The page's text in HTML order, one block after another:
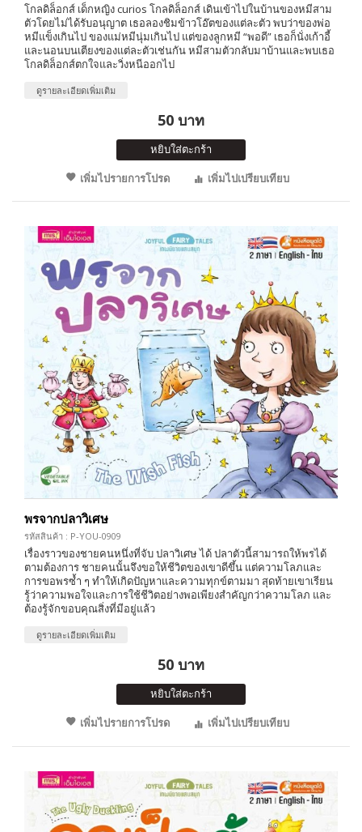
โกลดิล็อกส์ เด็กหญิง curios โกลดิล็อกส์ เดินเข้าไปในบ้านของหมีสาม
ตัวโดยไม่ได้รับอนุญาต เธอลองชิมข้าวโอ๊ตของแต่ละตัว พบว่าของพ่อ
หมีแข็งเกินไป ของแม่หมีนุ่มเกินไป แต่ของลูกหมี “พอดี” เธอก็นั่งเก้าอี้
และนอนบนเตียงของแต่ละตัวเช่นกัน หมีสามตัวกลับมาบ้านและพบเธอ
โกลดิล็อกส์ตกใจและวิ่งหนีออกไป
ดูรายละเอียดเพิ่มเติม
50 บาท
หยิบใส่ตะกร้า
เพิ่มไปรายการโปรด
เพิ่มไปเปรียบเทียบ
พรจากปลาวิเศษ
รหัสสินค้า : P-YOU-0909
เรื่องราวของชายคนหนึ่งที่จับ ปลาวิเศษ ได้ ปลาตัวนี้สามารถให้พรได้
ตามต้องการ ชายคนนั้นจึงขอให้ชีวิตของเขาดีขึ้น แต่ความโลภและ
การขอพรซ้ำ ๆ ทำให้เกิดปัญหาและความทุกข์ตามมา สุดท้ายเขาเรียน
รู้ว่าความพอใจและการใช้ชีวิตอย่างพอเพียงสำคัญกว่าความโลภ และ
ต้องรู้จักขอบคุณสิ่งที่มีอยู่แล้ว
ดูรายละเอียดเพิ่มเติม
50 บาท
หยิบใส่ตะกร้า
เพิ่มไปรายการโปรด
เพิ่มไปเปรียบเทียบ